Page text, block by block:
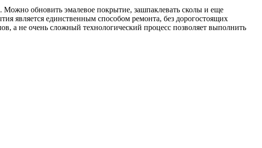
обновить эмалевое покрытие, зашпаклевать сколы и еще
является единственным способом ремонта, без дорогостоящих
а не очень сложный технологический процесс позволяет выполнить